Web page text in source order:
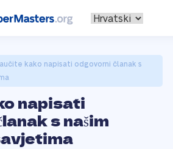
kako napisati odgovorni članak s
napisati
s našim